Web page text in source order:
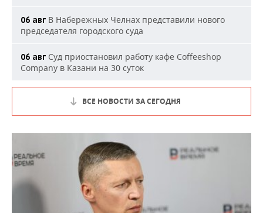
06 авг В Набережных Челнах представили нового
председателя городского суда
06 авг Суд приостановил работу кафе Coffeeshop
Company в Казани на 30 суток
ВСЕ НОВОСТИ ЗА СЕГОДНЯ